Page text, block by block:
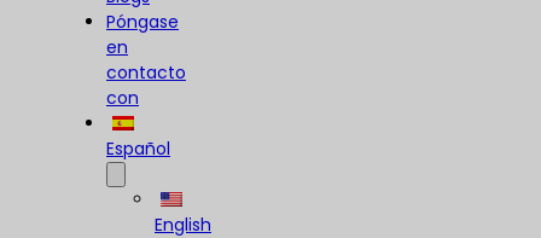
Póngase
en
contacto
con
Español
English